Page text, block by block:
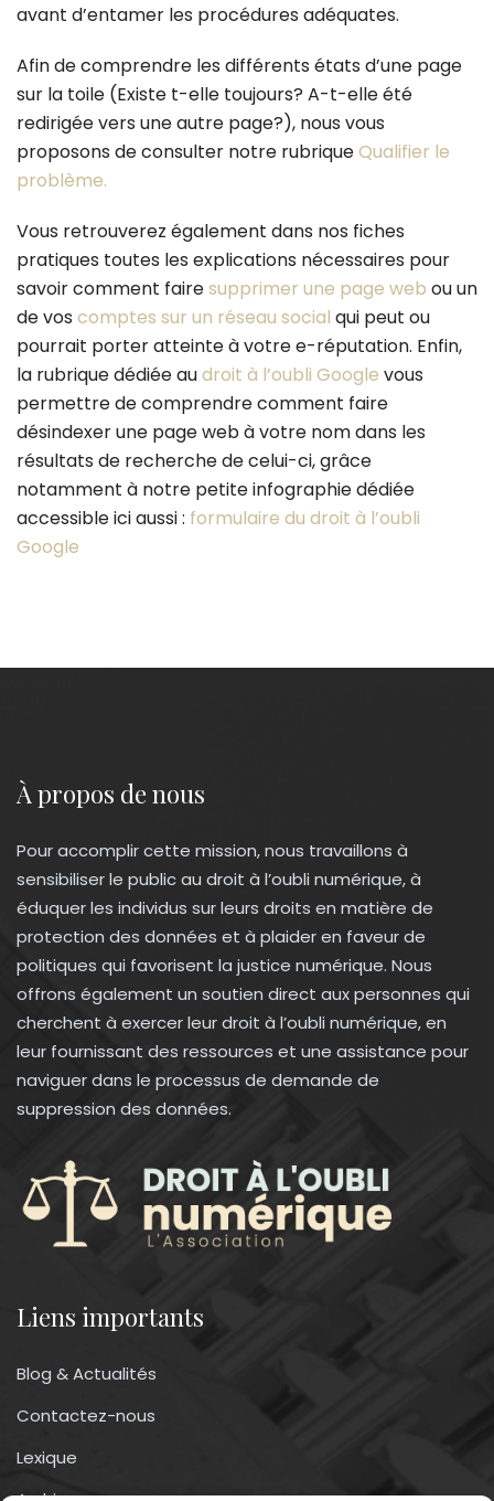
avant d’entamer les procédures adéquates.
Afin de comprendre les différents états d’une page
sur la toile (Existe t-elle toujours? A-t-elle été
redirigée vers une autre page?), nous vous
proposons de consulter notre rubriqueQualifier le
problème.
Vous retrouverez également dans nos fiches
pratiques toutes les explications nécessaires pour
savoir comment fairesupprimer une page web ou un
de vos comptes sur un réseau social qui peut ou
pourrait porter atteinte à votre e-réputation. Enfin,
la rubrique dédiée audroit à l’oubli Google vous
permettre de comprendre comment faire
désindexer une page web à votre nom dans les
résultats de recherche de celui-ci, grâce
notamment à notre petite infographie dédiée
accessible ici aussi : formulaire du droit à l’oubli
Google
À propos de nous
Pour accomplir cette mission, nous travaillons à
sensibiliser le public au droit à l’oubli numérique, à
éduquer les individus sur leurs droits en matière de
protection des données et à plaider en faveur de
politiques qui favorisent la justice numérique. Nous
offrons également un soutien direct aux personnes qui
cherchent à exercer leur droit à l’oubli numérique, en
leur fournissant des ressources et une assistance pour
naviguer dans le processus de demande de
suppression des données.
Liens importants
Blog & Actualités
Contactez-nous
Lexique